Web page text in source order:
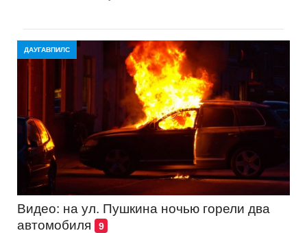
ДАУГАВПИЛС
Видео: на ул. Пушкина ночью горели два
автомобиля
9